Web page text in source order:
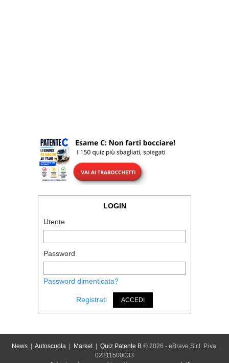
LOGIN
Utente
Password
Password dimenticata?
Registrati ACCEDI
News| Autoscuola| Market| Quiz Patente B© 2026 - eBrave S.r.l. P.iva:
02311500033